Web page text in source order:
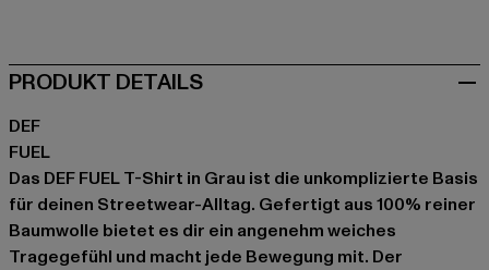
PRODUKT DETAILS
DEF
FUEL
Das DEF FUEL T-Shirt in Grau ist die unkomplizierte Basis
für deinen Streetwear-Alltag. Gefertigt aus 100% reiner
Baumwolle bietet es dir ein angenehm weiches
Tragegefühl und macht jede Bewegung mit. Der